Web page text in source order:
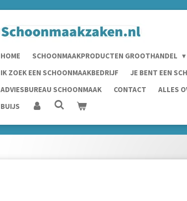
HOME SCHOONMAAKPRODUCTEN GROOTHANDEL
IK ZOEK EEN SCHOONMAAKBEDRIJF
JE BENT EEN
ADVIESBUREAU SCHOONMAAK
CONTACT ALLES
BUIJS